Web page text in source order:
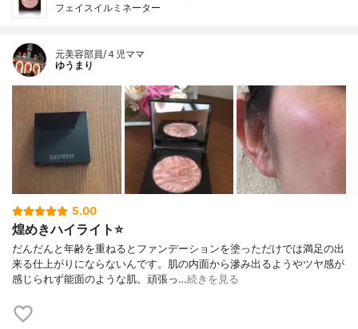
フェイスイルミネーター
元美容部員/４児ママ
ゆうまり
5.00
煌めきハイライト⭐️
だんだんと年齢を重ねるとファンデーションを塗っただけでは満足の出
来る仕上がりにならないんです。肌の内面から滲み出るようやツヤ感が
感じられず能面のような肌。頑張っ…続きを見る